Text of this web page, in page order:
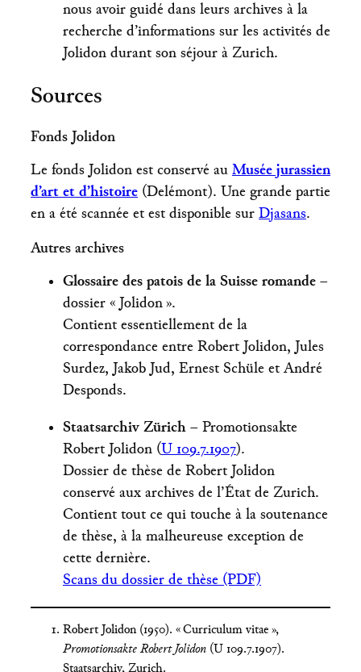
nous avoir guidé dans leurs archives à la
recherche d’informations sur les activités de
Jolidon durant son séjour à Zurich.
Sources
Fonds Jolidon
Le fonds Jolidon est conservé au Musée jurassien
d’art et d’histoire (Delémont). Une grande partie
en a été scannée et est disponible sur Djasans.
Autres archives
Glossaire des patois de la Suisse romande –
dossier « Jolidon ».
Contient essentiellement de la
correspondance entre Robert Jolidon, Jules
Surdez, Jakob Jud, Ernest Schüle et André
Desponds.
Staatsarchiv Zürich – Promotionsakte
Robert Jolidon (U 109.7.1907).
Dossier de thèse de Robert Jolidon
conservé aux archives de l’État de Zurich.
Contient tout ce qui touche à la soutenance
de thèse, à la malheureuse exception de
cette dernière.
Scans du dossier de thèse (PDF)
Robert Jolidon (1950). « Curriculum vitae »,
Promotionsakte Robert Jolidon (U 109.7.1907).